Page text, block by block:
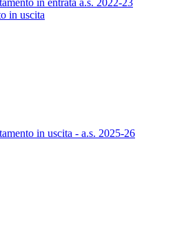
in entrata a.s. 2022-23
in uscita
in uscita - a.s. 2025-26